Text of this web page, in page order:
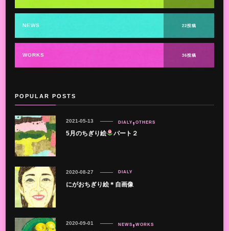
NEWS 22投稿
WORKS 36投稿
POPULAR POSTS
DIALY OTHERS
5月のちぎり絵 パート２
2021-05-13
DIALY
にがおちぎり絵＊自画像
2020-08-27
NEWS WORKS
2020-09-01